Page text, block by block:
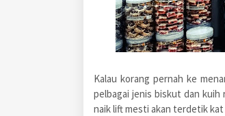
Kalau korang pernah ke
pelbagai jenis biskut dan kuih
naik lift mesti akan terdetik